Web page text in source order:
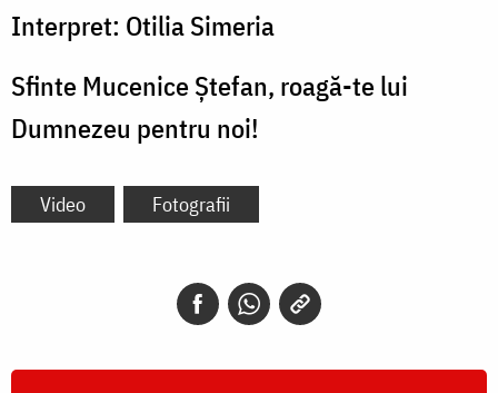
Interpret: Otilia Simeria
Sfinte Mucenice Ștefan, roagă-te lui
Dumnezeu pentru noi!
Video Fotografii